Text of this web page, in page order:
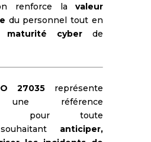
renforce lavaleur
du personnel tout en
maturité cyberde
27035représente
une référence
pour toute
anticiper,